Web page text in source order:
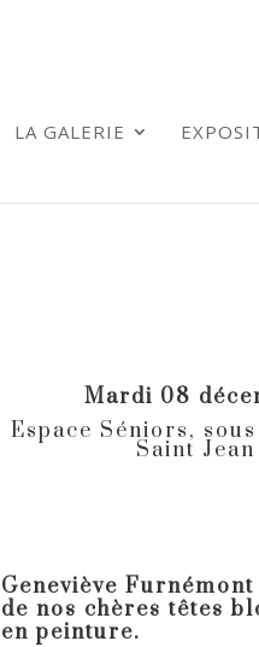
LA GALERIE
Mardi 08
Espace Séniors,
Saint
Geneviève
de nos chères têtes
en peinture.